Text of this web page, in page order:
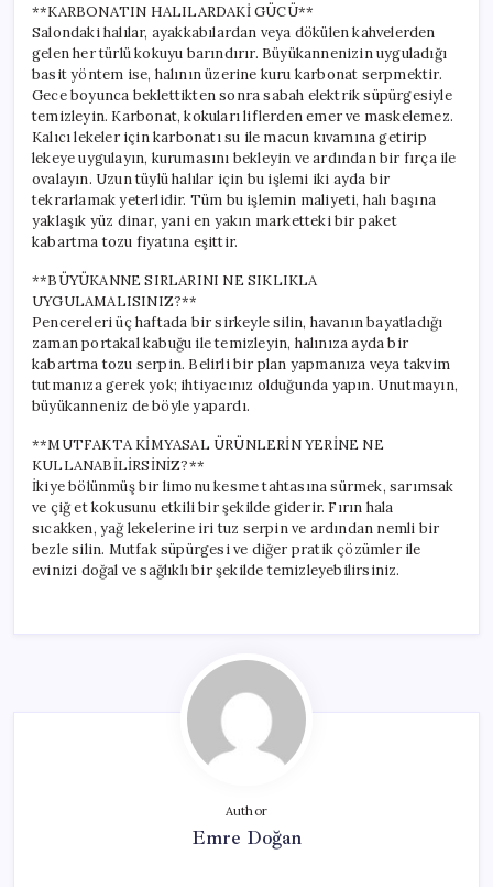
**KARBONATIN HALILARDAKİ GÜCÜ**
Salondaki halılar, ayakkabılardan veya dökülen kahvelerden
gelen her türlü kokuyu barındırır. Büyükannenizin uyguladığı
basit yöntem ise, halının üzerine kuru karbonat serpmektir.
Gece boyunca beklettikten sonra sabah elektrik süpürgesiyle
temizleyin. Karbonat, kokuları liflerden emer ve maskelemez.
Kalıcı lekeler için karbonatı su ile macun kıvamına getirip
lekeye uygulayın, kurumasını bekleyin ve ardından bir fırça ile
ovalayın. Uzun tüylü halılar için bu işlemi iki ayda bir
tekrarlamak yeterlidir. Tüm bu işlemin maliyeti, halı başına
yaklaşık yüz dinar, yani en yakın marketteki bir paket
kabartma tozu fiyatına eşittir.
**BÜYÜKANNE SIRLARINI NE SIKLIKLA
UYGULAMALISINIZ?**
Pencereleri üç haftada bir sirkeyle silin, havanın bayatladığı
zaman portakal kabuğu ile temizleyin, halınıza ayda bir
kabartma tozu serpin. Belirli bir plan yapmanıza veya takvim
tutmanıza gerek yok; ihtiyacınız olduğunda yapın. Unutmayın,
büyükanneniz de böyle yapardı.
**MUTFAKTA KİMYASAL ÜRÜNLERİN YERİNE NE
KULLANABİLİRSİNİZ?**
İkiye bölünmüş bir limonu kesme tahtasına sürmek, sarımsak
ve çiğ et kokusunu etkili bir şekilde giderir. Fırın hala
sıcakken, yağ lekelerine iri tuz serpin ve ardından nemli bir
bezle silin. Mutfak süpürgesi ve diğer pratik çözümler ile
evinizi doğal ve sağlıklı bir şekilde temizleyebilirsiniz.
Author
Emre Doğan